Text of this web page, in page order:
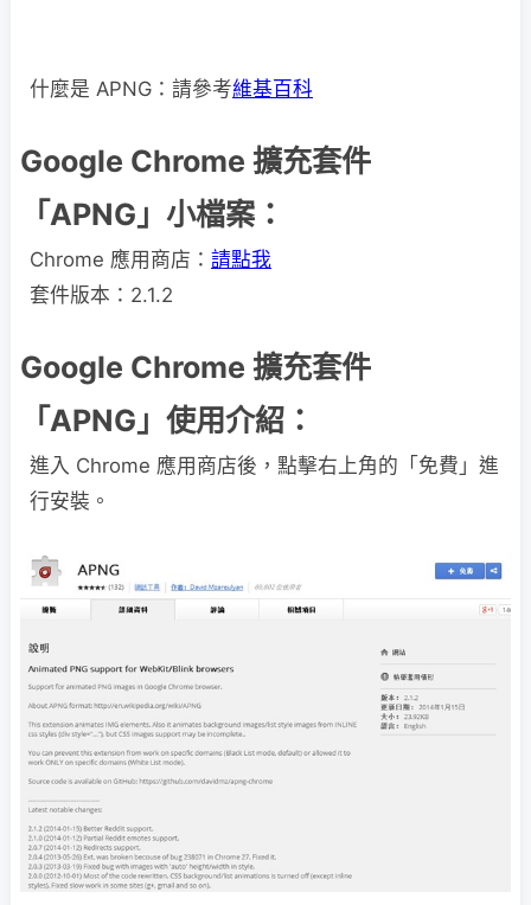
什麼是 APNG：請參考維基百科
Google Chrome 擴充套件
「APNG」小檔案：
Chrome 應用商店： 請點我
套件版本：2.1.2
Google Chrome 擴充套件
「APNG」使用介紹：
進入 Chrome 應用商店後，點擊右上角的「免費」進
行安裝。